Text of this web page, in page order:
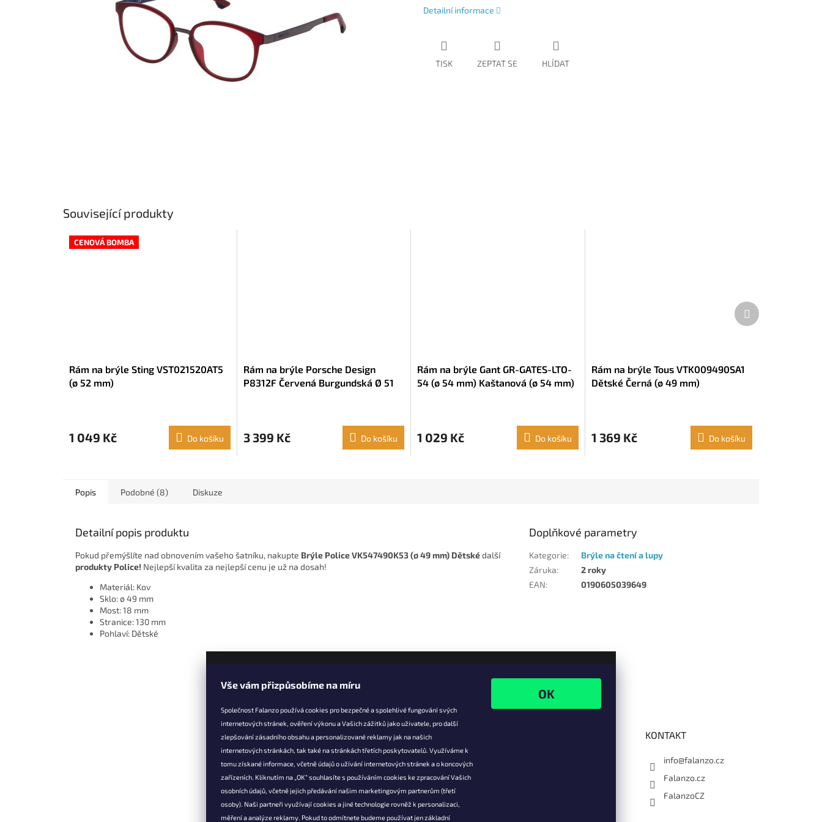
Vše vám přizpůsobíme na míru
Společnost Falanzo používá cookies pro bezpečné a spolehlivé fungování svých
internetových stránek, ověření výkonu a Vašich zážitků jako uživatele, pro další
zlepšování zásadního obsahu a personalizované reklamy jak na našich
internetových stránkách, tak také na stránkách třetích poskytovatelů. Využíváme k
tomu získané informace, včetně údajů o užívání internetových stránek a o koncových
zařízeních. Kliknutím na „OK“ souhlasíte s používáním cookies ke zpracování Vašich
osobních údajů, včetně jejich předávání našim marketingovým partnerům (třetí
osoby). Naši partneři využívají cookies a jiné technologie rovněž k personalizaci,
měření a analýze reklamy. Pokud to odmítnete budeme používat jen základní
Detailní informace
TISK ZEPTAT SE HLÍDAT
Související produkty
CENOVÁ BOMBA
Rám na brýle Sting VST021520AT5
(ø 52 mm)
1 049 Kč Do košíku
Rám na brýle Porsche Design
P8312F Červená Burgundská Ø 51
3 399 Kč Do košíku
Rám na brýle Gant GR-GATES-LTO-
54 (ø 54 mm) Kaštanová (ø 54 mm)
1 029 Kč Do košíku
Rám na brýle Tous VTK009490SA1
Dětské Černá (ø 49 mm)
1 369 Kč Do košíku
Další
produkt
Popis Podobné (8) Diskuze
Detailní popis produktu
Pokud přemýšlíte nad obnovením vašeho šatníku, nakupte Brýle Police VK547490K53 (ø 49 mm) Dětskédalší
produkty Police! Nejlepší kvalita za nejlepší cenu je už na dosah!
Materiál: Kov
Sklo: ø 49 mm
Most: 18 mm
Stranice: 130 mm
Pohlaví: Dětské
Doplňkové parametry
Kategorie:
Brýle na čtení a lupy
Záruka:
2 roky
EAN: 0190605039649
Informace pro vás
Věrnostní slevy
Doprava a platba
Výměna, vrácení a
reklamace produktů
Facebook KONTAKT
info@falanzo.cz
Falanzo.cz
FalanzoCZ